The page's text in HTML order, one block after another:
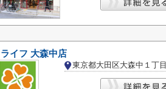
ライフ 大森中店
東京都大田区大森中１丁目